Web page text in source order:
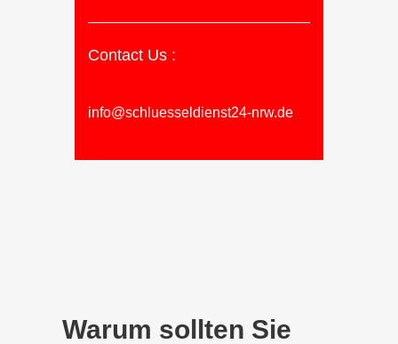
Contact Us :
info@schluesseldienst24-nrw.de
Warum sollten Sie